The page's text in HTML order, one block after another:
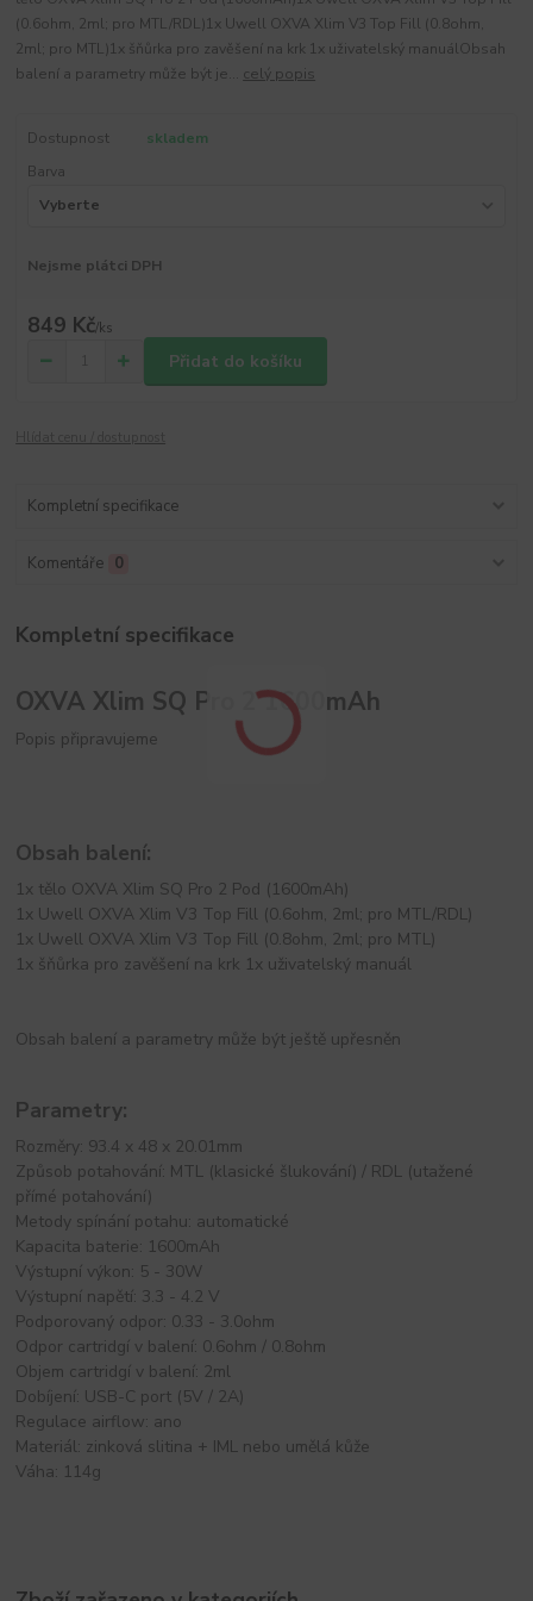
(0.6ohm, 2ml; pro MTL/RDL)1x Uwell OXVA Xlim V3 Top Fill (0.8ohm,
2ml; pro MTL)1x šňůrka pro zavěšení na krk 1x uživatelský manuálObsah
balení a parametry může být je... celý popis
Dostupnost
skladem
Barva
Nejsme plátci DPH
849 Kč/ks
Přidat do košíku
Kompletní specifikace
Komentáře 0
Kompletní specifikace
OXVA Xlim SQ Pro 2 1600mAh
Popis připravujeme
Obsah balení:
1x tělo OXVA Xlim SQ Pro 2 Pod (1600mAh)
1x Uwell OXVA Xlim V3 Top Fill (0.6ohm, 2ml; pro MTL/RDL)
1x Uwell OXVA Xlim V3 Top Fill (0.8ohm, 2ml; pro MTL)
1x šňůrka pro zavěšení na krk 1x uživatelský manuál
Obsah balení a parametry může být ještě upřesněn
Parametry:
Rozměry: 93.4 x 48 x 20.01mm
Způsob potahování: MTL (klasické šlukování) / RDL (utažené
přímé potahování)
Metody spínání potahu: automatické
Kapacita baterie: 1600mAh
Výstupní výkon: 5 - 30W
Výstupní napětí: 3.3 - 4.2 V
Podporovaný odpor: 0.33 - 3.0ohm
Odpor cartridgí v balení: 0.6ohm / 0.8ohm
Objem cartridgí v balení: 2ml
Dobíjení: USB-C port (5V / 2A)
Regulace airflow: ano
Materiál: zinková slitina + IML nebo umělá kůže
Váha: 114g